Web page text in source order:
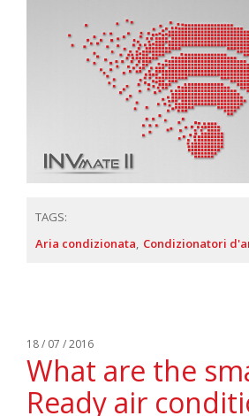
TAGS:
Aria condizionata Condizionatori
18 / 07 / 2016
What are the
Ready air